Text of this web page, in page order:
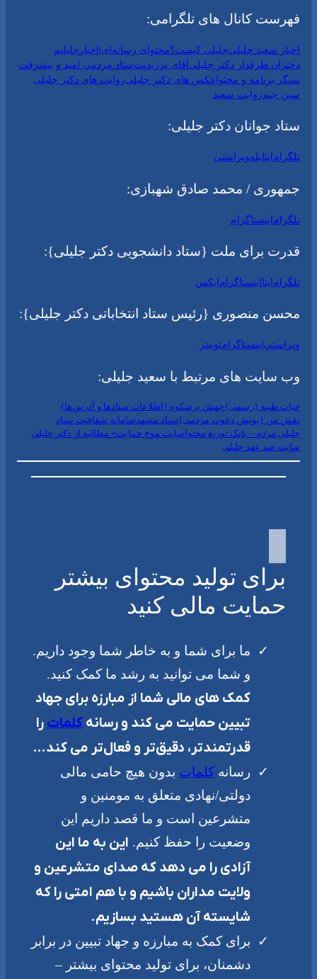
فهرست کانال های تلگرامی:
اخبار سعید جلیلیجلیلی کیست؟محتوای رسانه‌ای|اخبار جلیلیم
دختران طرفدار دکتر جلیلیآقای پرزیدنتستاد مردمی امید و پیشرفت
سنگر برنامه و محتواعکس های دکتر جلیلیروایت های دکتر جلیلی
سین جیمروایت سعید
ستاد جوانان دکتر جلیلی:
تلگرامایتابلهویراستی
جمهوری / محمد صادق شهبازی:
تلگراماینستاگرام
قدرت برای ملت {ستاد دانشجویی دکتر جلیلی}:
تلگرامایتااینستاگرامایکس
محسن منصوری {رئیس ستاد انتخاباتی دکتر جلیلی}:
ویراستیاینستاگرامتوییتر
وب سایت های مرتبط با سعید جلیلی:
حیات طیبه {رسمی}جهش پرشکوه {اطلاعات ستادها و آدرس‌ها}
نقش من {پویش دعوت مردمی}ستاد مشهدسامانه شفافیت ستاد
جلیلی مردم – بانک توزیع محتوا سایت موج حمایت+ مطالبه از دکتر جلیلی
سایت صد عهد جلیلی
برای تولید محتوای بیشتر
حمایت مالی کنید
ما برای شما و به خاطر شما وجود داریم.
و شما می توانید به رشد ما کمک کنید.
کمک های مالی شما از مبارزه برای جهاد
تبیین حمایت می کند و رسانه کلماترا
قدرتمندتر، دقیق‌تر و فعال‌تر می کند…
رسانه کلمات بدون هیچ حامی مالی
دولتی/نهادی متعلق به مومنین و
متشرعین است و ما قصد داریم این
وضعیت را حفظ کنیم. این به ما این
آزادی را می دهد که صدای متشرعین و
ولایت مداران باشیم و با هم امتی را که
شایسته آن هستید بسازیم.
برای کمک به مبارزه و جهاد تبیین در برابر
دشمنان، برای تولید محتوای بیشتر –